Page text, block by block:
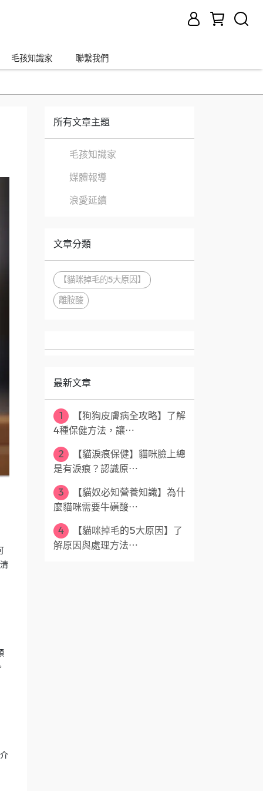
毛孩知識家 聯繫我們
所有文章主題
毛孩知識家
媒體報導
浪愛延續
文章分類
【貓咪掉毛的5大原因】
離胺酸
最新文章
1
【狗狗皮膚病全攻略】了解
4種保健方法，讓⋯
2
【貓淚痕保健】貓咪臉上總
是有淚痕？認識原⋯
3
【貓奴必知營養知識】為什
麼貓咪需要牛磺酸⋯
4
【貓咪掉毛的5大原因】了
解原因與處理方法⋯